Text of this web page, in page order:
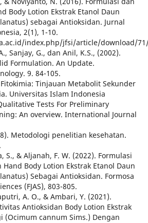
Body Lotion Ekstrak Etanol Daun
sebagai Antioksidan. Jurnal
2(1), 1-10.
index.php/jfsi/article/download/
Sanjay, G., dan Anil, K.S., (2002).
Formulation. An Update.
9. 84-105.
Fitokimia: Tinjauan Metabolit Sekunder
Universitas Islam Indonesia
Tests For Preliminary
An overview. International Journal
Metodologi penelitian kesehatan.
S., & Aljanah, F. W. (2022). Formulasi
Hand Body Lotion Ekstrak Etanol Daun
Sebagai Antioksidan. Formosa
(FJAS), 803-805.
A. O., & Ambari, Y. (2021).
Antioksidan Body Lotion Ekstrak
(Ocimum cannum Sims.) Dengan